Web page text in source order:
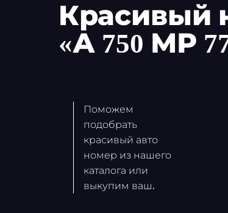
Красивый
«А 750 МР
Поможем
подобрать
красивый авто
номер из нашего
каталога или
выкупим ваш.